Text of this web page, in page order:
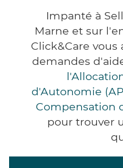
Impanté à
Marne et sur
Click&Care
demandes
d'Autonomie
Compensation
pour trouver